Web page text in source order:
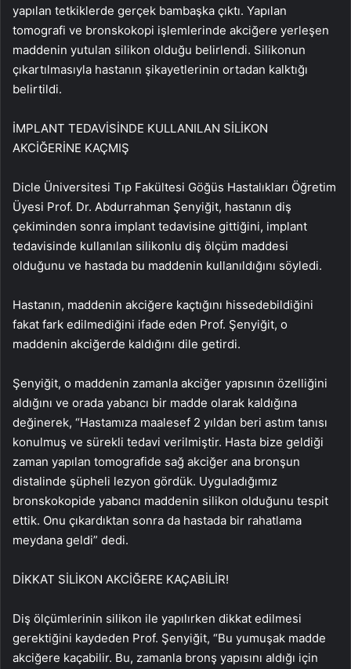
yapılan tetkiklerde gerçek bambaşka çıktı. Yapılan
tomografi ve bronskokopi işlemlerinde akciğere yerleşen
maddenin yutulan silikon olduğu belirlendi. Silikonun
çıkartılmasıyla hastanın şikayetlerinin ortadan kalktığı
belirtildi.
İMPLANT TEDAVİSİNDE KULLANILAN SİLİKON
AKCİĞERİNE KAÇMIŞ
Dicle Üniversitesi Tıp Fakültesi Göğüs Hastalıkları Öğretim
Üyesi Prof. Dr. Abdurrahman Şenyiğit, hastanın diş
çekiminden sonra implant tedavisine gittiğini, implant
tedavisinde kullanılan silikonlu diş ölçüm maddesi
olduğunu ve hastada bu maddenin kullanıldığını söyledi.
Hastanın, maddenin akciğere kaçtığını hissedebildiğini
fakat fark edilmediğini ifade eden Prof. Şenyiğit, o
maddenin akciğerde kaldığını dile getirdi.
Şenyiğit, o maddenin zamanla akciğer yapısının özelliğini
aldığını ve orada yabancı bir madde olarak kaldığına
değinerek, “Hastamıza maalesef 2 yıldan beri astım tanısı
konulmuş ve sürekli tedavi verilmiştir. Hasta bize geldiği
zaman yapılan tomografide sağ akciğer ana bronşun
distalinde şüpheli lezyon gördük. Uyguladığımız
bronskokopide yabancı maddenin silikon olduğunu tespit
ettik. Onu çıkardıktan sonra da hastada bir rahatlama
meydana geldi” dedi.
DİKKAT SİLİKON AKCİĞERE KAÇABİLİR!
Diş ölçümlerinin silikon ile yapılırken dikkat edilmesi
gerektiğini kaydeden Prof. Şenyiğit, “Bu yumuşak madde
akciğere kaçabilir. Bu, zamanla bronş yapısını aldığı için